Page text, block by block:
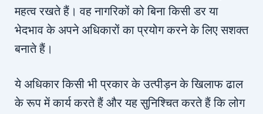
महत्व रखते हैं। वह नागरिकों को बिना किसी डर या
भेदभाव के अपने अधिकारों का प्रयोग करने के लिए सशक्त
बनाते हैं।
ये अधिकार किसी भी प्रकार के उत्पीड़न के खिलाफ ढाल
के रूप में कार्य करते हैं और यह सुनिश्चित करते हैं कि लोग